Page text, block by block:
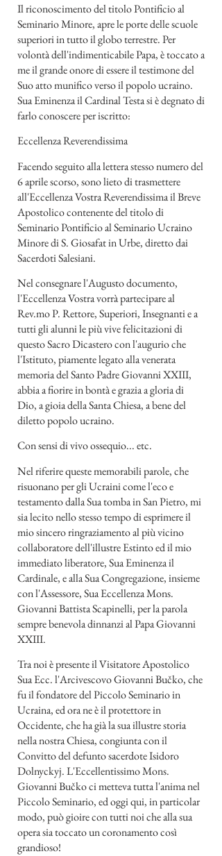
Il riconoscimento del titolo Pontificio al
Seminario Minore, apre le porte delle scuole
superiori in tutto il globo terrestre. Per
volontà dell'indimenticabile Papa, è toccato a
me il grande onore di essere il testimone del
Suo atto munifico verso il popolo ucraino.
Sua Eminenza il Cardinal Testa si è degnato di
farlo conoscere per iscritto:
Eccellenza Reverendissima
Facendo seguito alla lettera stesso numero del
6 aprile scorso, sono lieto di trasmettere
all'Eccellenza Vostra Reverendissima il Breve
Apostolico contenente del titolo di
Seminario Pontificio al Seminario Ucraino
Minore di S. Giosafat in Urbe, diretto dai
Sacerdoti Salesiani.
Nel consegnare l'Augusto documento,
l'Eccellenza Vostra vorrà partecipare al
Rev.mo P. Rettore, Superiori, Insegnanti e a
tutti gli alunni le più vive felicitazioni di
questo Sacro Dicastero con l'augurio che
l'Istituto, piamente legato alla venerata
memoria del Santo Padre Giovanni XXIII,
abbia a fiorire in bontà e grazia a gloria di
Dio, a gioia della Santa Chiesa, a bene del
diletto popolo ucraino.
Con sensi di vivo ossequio... etc.
Nel riferire queste memorabili parole, che
risuonano per gli Ucraini come l'eco e
testamento dalla Sua tomba in San Pietro, mi
sia lecito nello stesso tempo di esprimere il
mio sincero ringraziamento al più vicino
collaboratore dell'illustre Estinto ed il mio
immediato liberatore, Sua Eminenza il
Cardinale, e alla Sua Congregazione, insieme
con l'Assessore, Sua Eccellenza Mons.
Giovanni Battista Scapinelli, per la parola
sempre benevola dinnanzi al Papa Giovanni
XXIII.
Tra noi è presente il Visitatore Apostolico
Sua Ecc. l'Arcivescovo Giovanni Bučko, che
fu il fondatore del Piccolo Seminario in
Ucraina, ed ora ne è il protettore in
Occidente, che ha già la sua illustre storia
nella nostra Chiesa, congiunta con il
Convitto del defunto sacerdote Isidoro
Dolnyckyj. L'Eccellentissimo Mons.
Giovanni Bučko ci metteva tutta l'anima nel
Piccolo Seminario, ed oggi qui, in particolar
modo, può gioire con tutti noi che alla sua
opera sia toccato un coronamento così
grandioso!